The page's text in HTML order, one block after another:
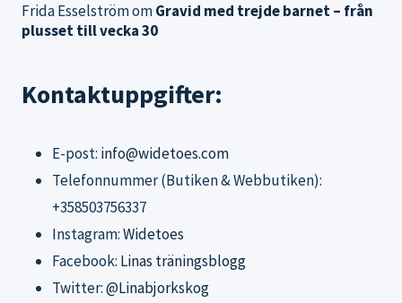
Frida EsselströmomGravid med trejde barnet – från
plusset till vecka 30
Kontaktuppgifter:
E-post: info@widetoes.com
Telefonnummer (Butiken & Webbutiken):
+358503756337
Instagram:Widetoes
Facebook: Linas träningsblogg
Twitter:@Linabjorkskog